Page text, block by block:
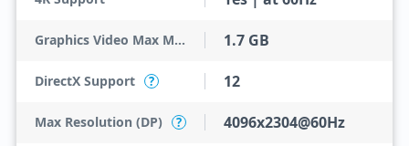
Graphics Video Max Memory 1.7 GB
DirectX Support ? 12
Max Resolution (DP) ? 4096x2304@60Hz